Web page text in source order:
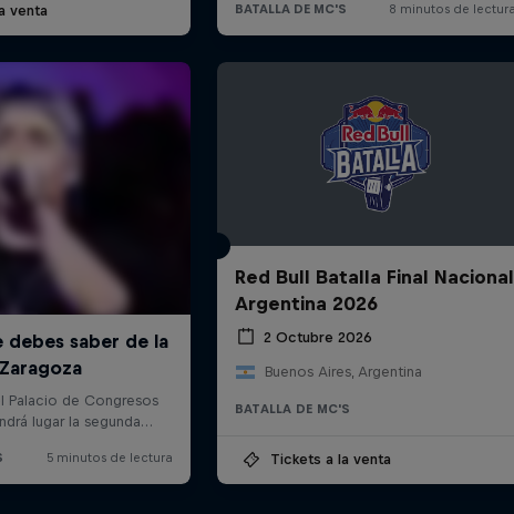
venta
Red Bull Batalla Final Nacional
Argentina 2026
2 Octubre 2026
Buenos Aires, Argentina
BATALLA DE MC'S
Tickets a la venta